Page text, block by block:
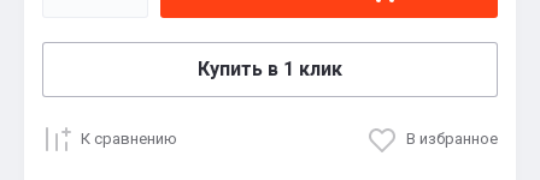
Купить в 1 клик
К сравнению В избранное